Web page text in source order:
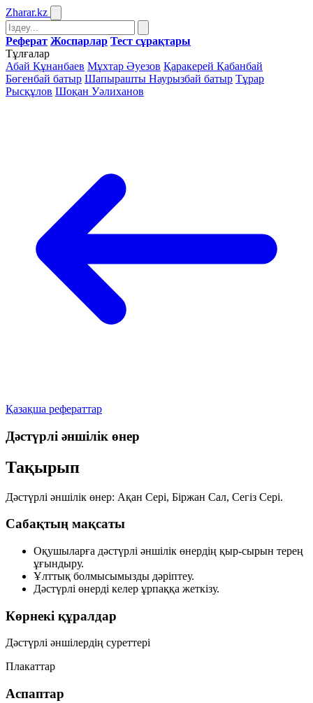
Zharar.kz
Реферат Жоспарлар Тест сұрақтары
Тұлғалар
Абай Құнанбаев Мұхтар Әуезов Қаракерей Қабанбай
Бөгенбай батыр Шапырашты Наурызбай батыр Тұрар
Рысқұлов Шоқан Уәлиханов
Қазақша рефераттар
Дәстүрлі әншілік өнер
Тақырып
Дәстүрлі әншілік өнер: Ақан Сері, Біржан Сал, Сегіз Сері.
Сабақтың мақсаты
Оқушыларға дәстүрлі әншілік өнердің қыр-сырын терең
ұғындыру.
Ұлттық болмысымызды дәріптеу.
Дәстүрлі өнерді келер ұрпаққа жеткізу.
Көрнекі құралдар
Дәстүрлі әншілердің суреттері
Плакаттар
Аспаптар